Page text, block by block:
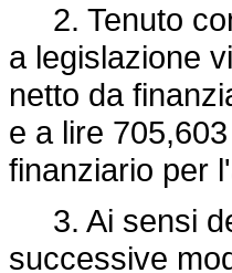
2. Tenuto
a legislazione
netto da
e a lire
finanziario per
3. Ai sensi
successive